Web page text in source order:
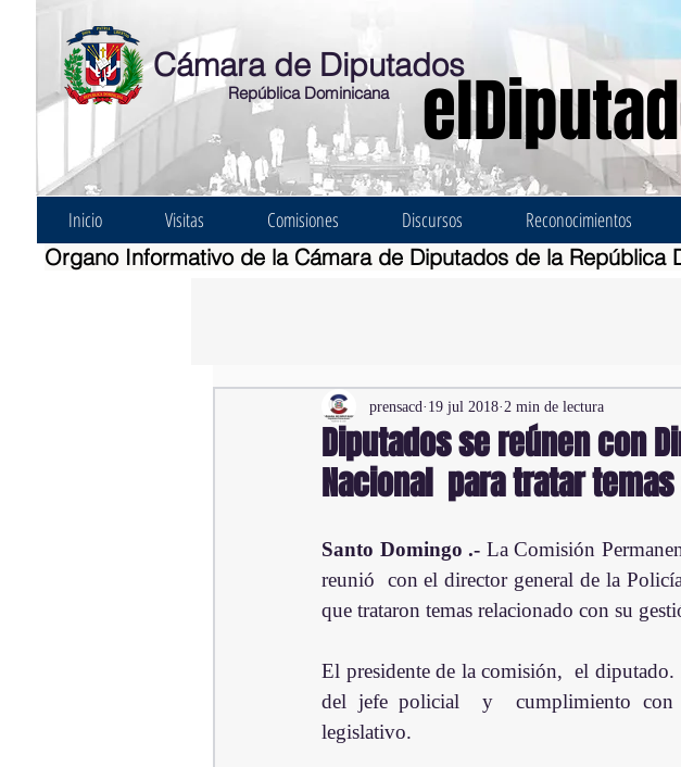
Cámara de Diputados
República Dominicana
Inicio Visitas Comisiones Discursos Reconocimientos
Organo Informativo de la Cámara de Diputados de la República
Diputados se reúnen con
Nacional para tratar
prensacd 19 jul 2018 2 min de lectura
Santo Domingo .- La Comisión
reunió  con el director general de la
que trataron temas relacionado con su
El presidente de la comisión,  el
del jefe policial  y  cumplimiento con
legislativo.